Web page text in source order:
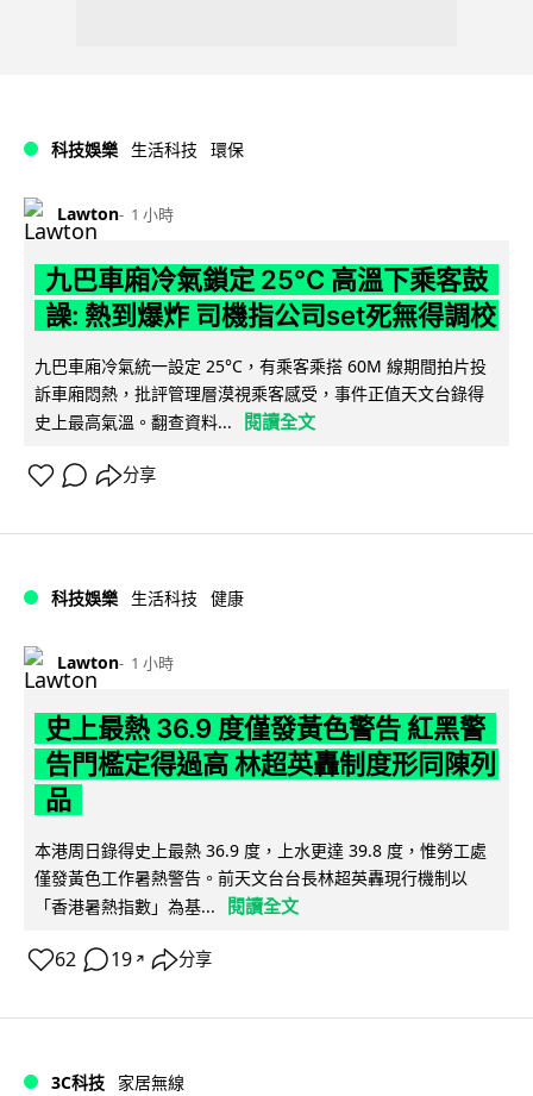
科技娛樂 生活科技 環保
Lawton 1 小時
九巴車廂冷氣鎖定 25°C 高溫下乘客鼓
譟: 熱到爆炸 司機指公司set死無得調校
九巴車廂冷氣統一設定 25°C，有乘客乘搭 60M 線期間拍片投
訴車廂悶熱，批評管理層漠視乘客感受，事件正值天文台錄得
史上最高氣溫。翻查資料...
閱讀全文
分享
科技娛樂 生活科技 健康
Lawton 1 小時
史上最熱 36.9 度僅發黃色警告 紅黑警
告門檻定得過高 林超英轟制度形同陳列
品
本港周日錄得史上最熱 36.9 度，上水更達 39.8 度，惟勞工處
僅發黃色工作暑熱警告。前天文台台長林超英轟現行機制以
「香港暑熱指數」為基...
閱讀全文
62 19 ↗ 分享
3C科技 家居無線